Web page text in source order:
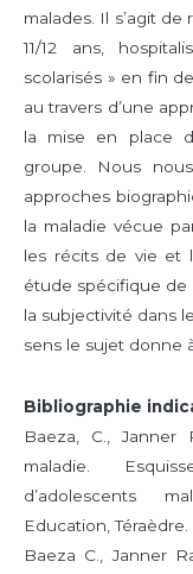
malades. Il s’agit
11/12 ans,
scolarisés » en fin
au travers d’une
la mise en place
groupe. Nous
approches
la maladie vécue
les récits de vie et
étude spécifique de
la subjectivité dans
sens le sujet donne
Bibliographie
Baeza, C., Janner
maladie.
d’adolescents
Education, Téraèdre.
Baeza C., Janner